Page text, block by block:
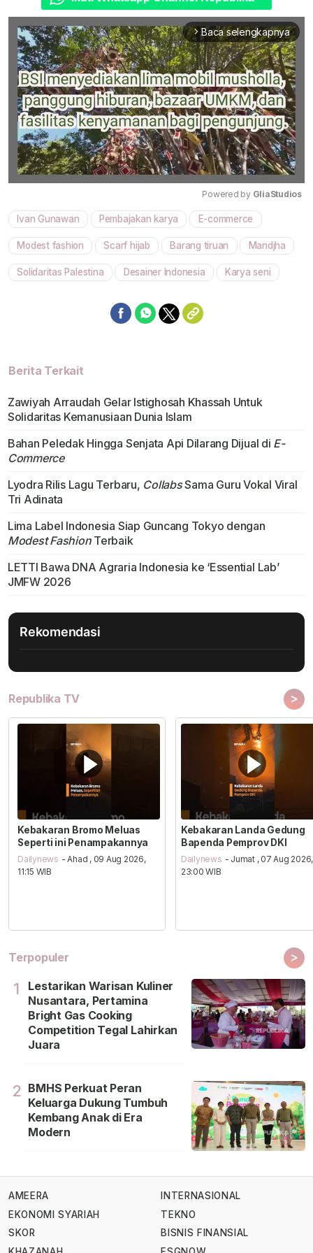
arrow_forward_ios Baca selengkapnya
Mute
Powered by GliaStudios
Ivan Gunawan Pembajakan karya E-commerce
Modest fashion Scarf hijab Barang tiruan Mandjha
Solidaritas Palestina Desainer Indonesia Karya seni
Berita Terkait
Zawiyah Arraudah Gelar Istighosah Khassah Untuk
Solidaritas Kemanusiaan Dunia Islam
Bahan Peledak Hingga Senjata Api Dilarang Dijual di E-
Commerce
Lyodra Rilis Lagu Terbaru, CollabsSama Guru Vokal Viral
Tri Adinata
Lima Label Indonesia Siap Guncang Tokyo dengan
Modest FashionTerbaik
LETTI Bawa DNA Agraria Indonesia ke ‘Essential Lab’
JMFW 2026
Rekomendasi
Republika TV >
Kebakaran Bromo Meluas
Seperti ini Penampakannya
Dailynews - Ahad , 09 Aug 2026,
11:15 WIB
Kebakaran Landa Gedung
Bapenda Pemprov DKI
Dailynews - Jumat , 07 Aug 2026,
23:00 WIB
Terpopuler >
1
Lestarikan Warisan Kuliner
Nusantara, Pertamina
Bright Gas Cooking
Competition Tegal Lahirkan
Juara
2 BMHS Perkuat Peran
Keluarga Dukung Tumbuh
Kembang Anak di Era
Modern
AMEERA
EKONOMI SYARIAH
SKOR
INTERNASIONAL
TEKNO
BISNIS FINANSIAL